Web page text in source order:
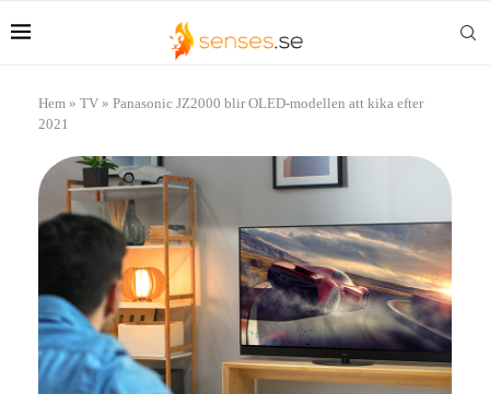
Hem » TV » Panasonic JZ2000 blir OLED-modellen att kika efter
2021